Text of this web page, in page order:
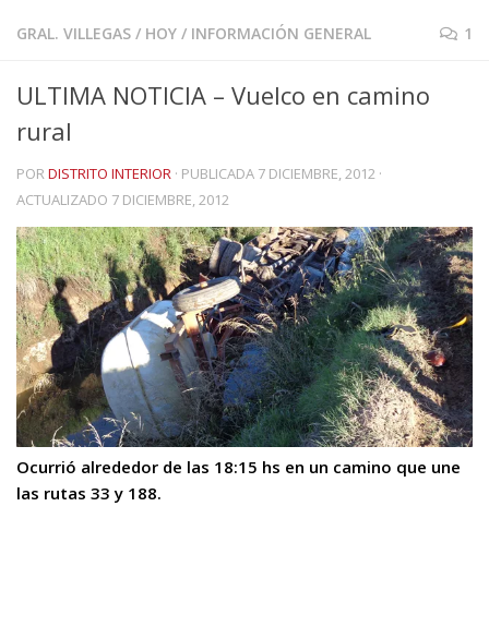
GRAL. VILLEGAS / HOY / INFORMACIÓN GENERAL 1
ULTIMA NOTICIA – Vuelco en camino
rural
PORDISTRITO INTERIOR · PUBLICADA 7 DICIEMBRE, 2012 ·
ACTUALIZADO 7 DICIEMBRE, 2012
Ocurrió alrededor de las 18:15 hs en un camino que une
las rutas 33 y 188.